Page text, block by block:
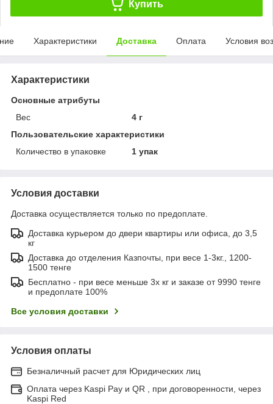
Купить
Характеристики Доставка Оплата Условия
Характеристики
Основные атрибуты
Вес
4 г
Пользовательские характеристики
Количество в упаковке
1 упак
Условия доставки
Доставка осуществляется только по предоплате.
Доставка курьером до двери квартиры или офиса, до 3,5
кг
Доставка до отделения Казпочты, при весе 1-3кг., 1200-
1500 тенге
Бесплатно - при весе меньше 3х кг и заказе от 9990 тенге
и предоплате 100%
Все условия доставки
Условия оплаты
Безналичный расчет для Юридических лиц
Оплата через Kaspi Pay и QR , при договоренности, через
Kaspi Red